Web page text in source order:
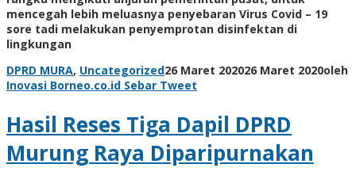
mencegah lebih meluasnya penyebaran Virus Covid – 19
sore tadi melakukan penyemprotan disinfektan di
lingkungan
DPRD MURA, Uncategorized26 Maret 202026 Maret 2020oleh
Inovasi Borneo.co.id Sebar Tweet
Hasil Reses Tiga Dapil DPRD
Murung Raya Diparipurnakan